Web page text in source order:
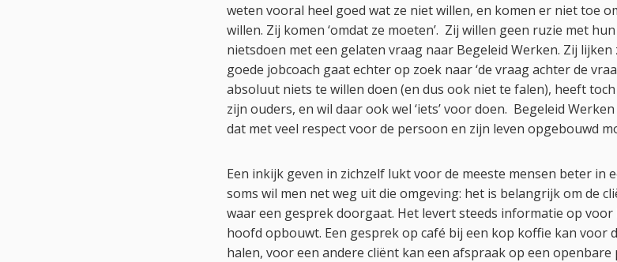
weten vooral heel goed wat ze niet willen, en komen er niet toe
willen. Zij komen ‘omdat ze moeten’. Zij willen geen ruzie met
nietsdoen met een gelaten vraag naar Begeleid Werken. Zij
goede jobcoach gaat echter op zoek naar ‘de vraag achter de
absoluut niets te willen doen (en dus ook niet te falen), heeft
zijn ouders, en wil daar ook wel ‘iets’ voor doen. Begeleid
dat met veel respect voor de persoon en zijn leven opgebouwd
Een inkijk geven in zichzelf lukt voor de meeste mensen beter in
soms wil men net weg uit die omgeving: het is belangrijk om de
waar een gesprek doorgaat. Het levert steeds informatie op
hoofd opbouwt. Een gesprek op café bij een kop koffie kan voor
halen, voor een andere cliënt kan een afspraak op een